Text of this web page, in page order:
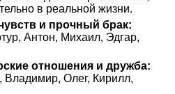
в реальной жизни.
и прочный брак:
Антон, Михаил, Эдгар,
отношения и дружба:
Олег, Кирилл,